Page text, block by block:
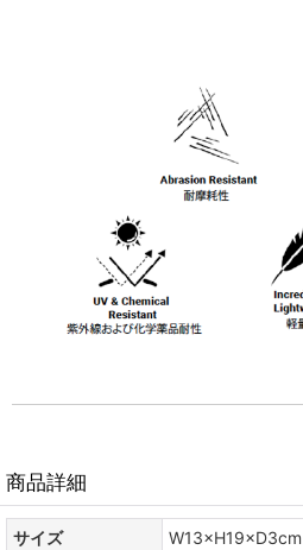
商品詳細
サイズ
W13×H19×D3cm